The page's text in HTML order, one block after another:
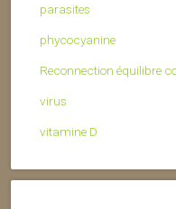
parasites
phycocyanine
Reconnection équilibre
virus
vitamine D